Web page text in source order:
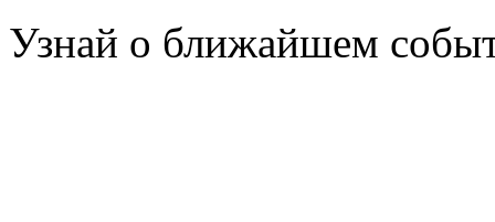
Узнай о ближайшем